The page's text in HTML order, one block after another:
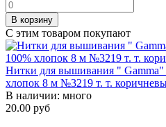
В корзину
С этим товаром покупают
Нитки для вышивания " Gamma"
хлопок 8 м №3219 т. т.
В наличии: много
20.00 руб